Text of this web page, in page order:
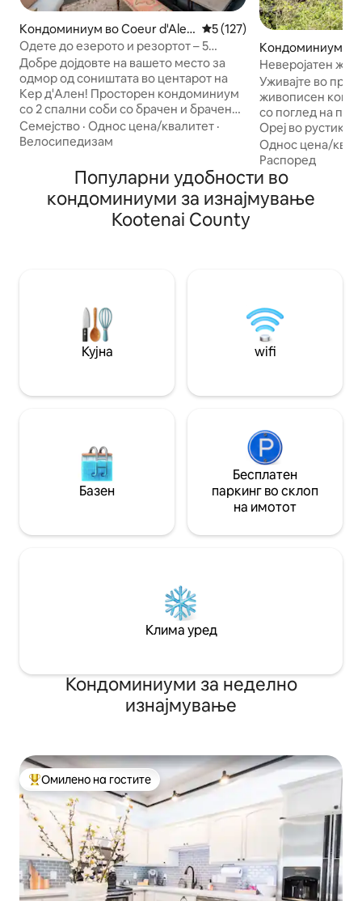
Кондоминиум во Coeur d'Alen
e
Просечна оцена: 5 од 5,
5 (127)
Одете до езерото и резортот – 5
ѕвезди во центарот на CDA + гаража
Добре дојдовте на вашето место за
одмор од соништата во центарот на
Кер д'Ален! Просторен кондоминиум
со 2 спални соби со брачен и брачен
кревет (широк 150-179 см), елегантен и
удобен. Прошетка од 2 блока до
чекори од езерото Кер д 'Ален, тоа е
совршена основа за незаборавен
престој. На гостите им се допаѓа
отворениот распоред, луксузната
повеќе од само основни работи.
Релаксирачки поплочен двор за да
уживате во кафе или вечерно вино.
Семејство · Однос цена/квалитет ·
Велосипедизам
Кондоминиум во
Неверојатен
со поглед на
Уживајте во
живописен
со поглед на
Ореј во
Ве покануваме
нашето удобно и
одмор во
државниот парк
најдете
изберат да
извонредни
од 1,5 часа
Однос цена/
Распоред
Популарни удобности во
кондоминиуми за изнајмување
Kootenai County
Кујна wifi
Базен
Бесплатен
паркинг во склоп
на имотот
Клима уред
Кондоминиуми за неделно
изнајмување
Меѓу најуспешните „Омилени на гостите“
Омилено на гостите